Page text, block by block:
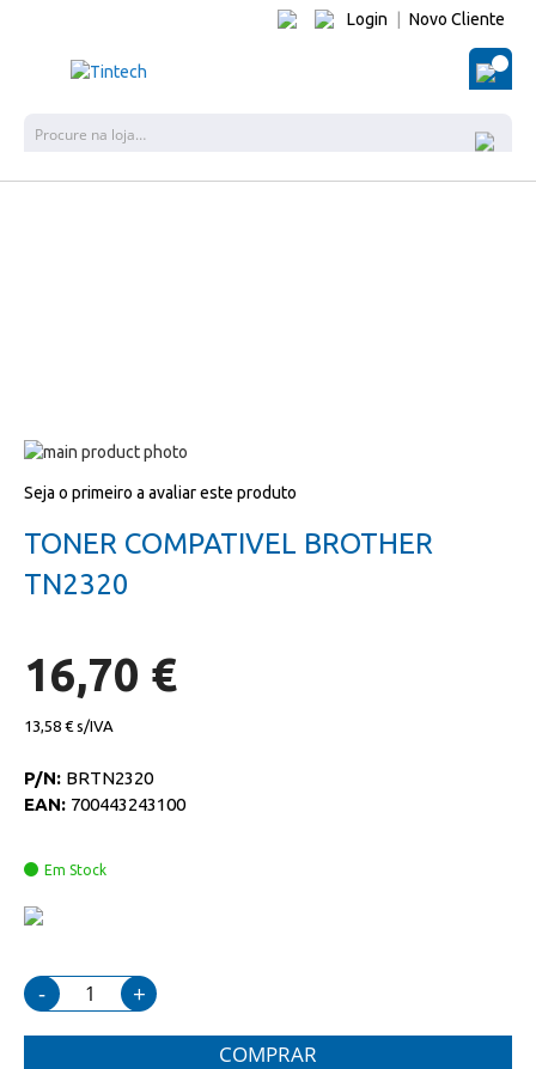
Login Novo Cliente
O
Salte
o
galeria
de
para
início
da
galeria
Seja o primeiro a avaliar este produto
TONER COMPATIVEL BROTHER
TN2320
16,70 €
13,58 €
P/N: BRTN2320
EAN: 700443243100
Em Stock
- +
COMPRAR